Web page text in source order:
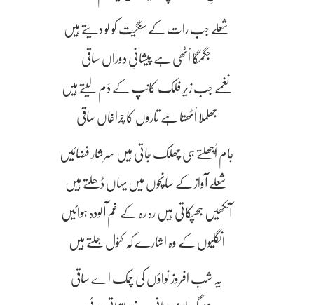
شعلے جب رات کے سنگیت کو لو دیتے ہیں
جگمگا اُٹھی ہے پیشانیِ دوراں ساقی
نغمے جب زیرِ فلک کانپ کے دَم لیتے ہیں
جھلملا اُٹھتا ہے تاروں کا چراغاں ساقی
جام اُچھلتے ہی چھلک جاتی ہیں سرشار فضائیں
شعلے آواز کے سانچوں میں یہاں ڈھلتے ہیں
آنکھیں جھپکاتی ہیں رہ رہ کے غم آلودہ ہوائیں
انگلیوں کے وہ اشارے کہ کنول جلتے ہیں
یہ شب افروز نواؤں کی چمک اے ساقی